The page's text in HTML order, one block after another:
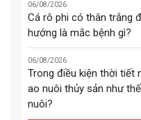
06/08/2026
Cá rô phi có thân trắng
hướng là mắc bệnh gì?
06/08/2026
Trong điều kiện thời tiết
ao nuôi thủy sản như
nuôi?